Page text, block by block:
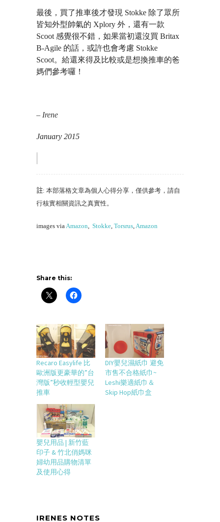
最後，買了推車後才發現 Stokke 除了眾所
皆知外型帥氣的 Xplory 外，還有一款
Scoot 感覺很不錯，如果當初還沒買 Britax
B-Agile 的話，或許也會考慮 Stokke
Scoot。給還來得及比較或是想換推車的爸
媽們參考囉！
– Irene
January 2015
註: 本部落格文章為個人心得分享，僅供參考，請自
行核實相關資訊之真實性。
images viaAmazon, Stokke, Torsrus,Amazon
Share this:
Recaro Easylife 比
歐洲版更豪華的”台
灣版”秒收輕型嬰兒
推車
DIY嬰兒濕紙巾 避免
市售不合格紙巾~
Leshi樂適紙巾＆
Skip Hop紙巾盒
嬰兒用品 | 新竹藍
印子 & 竹北俏媽咪
婦幼用品購物清單
及使用心得
IRENES NOTES